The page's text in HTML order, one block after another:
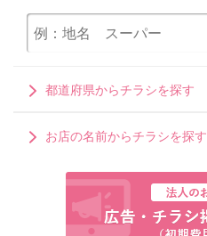
都道府県からチラシを探す
お店の名前からチラシを探す